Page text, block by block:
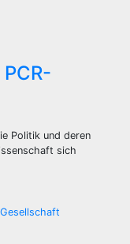
Politik und deren
sich